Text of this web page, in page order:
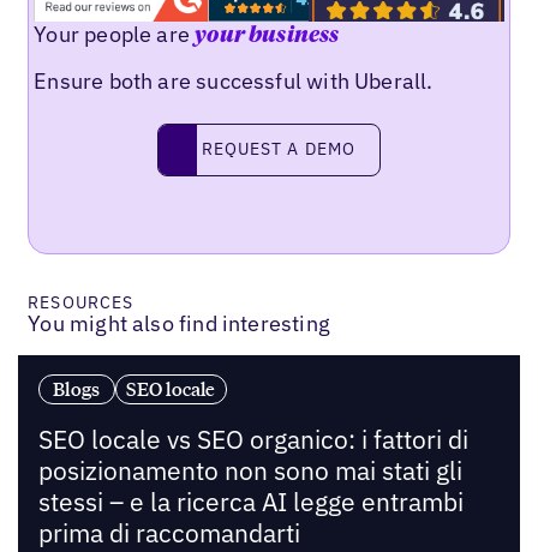
Your people areyour business
Ensure both are successful with Uberall.
Request a demo
REQUEST A DEMO
RESOURCES
You might also find interesting
Blogs SEO locale
SEO locale vs SEO organico: i fattori di
posizionamento non sono mai stati gli
stessi – e la ricerca AI legge entrambi
prima di raccomandarti